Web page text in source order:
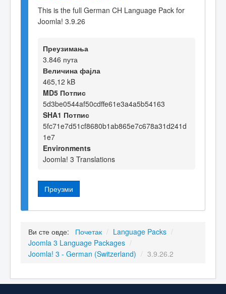
This is the full German CH Language Pack for
Joomla! 3.9.26
Преузимања
3.846 пута
Величина фајла
465,12 kB
MD5 Потпис
5d3be0544af50cdffe61e3a4a5b54163
SHA1 Потпис
5fc71e7d51cf8680b1ab865e7c678a31d241d
1e7
Environments
Joomla! 3 Translations
Преузми
Ви сте овде: Почетак / Language Packs /
Joomla 3 Language Packages /
Joomla! 3 - German (Switzerland) / 3.9.26.2